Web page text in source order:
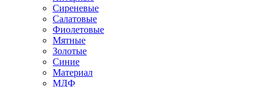
Сиреневые
Салатовые
Фиолетовые
Мятные
Золотые
Синие
Материал
МДФ